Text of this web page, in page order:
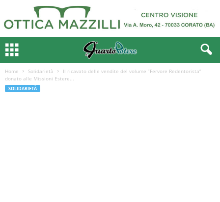
Home Solidarietà
Il ricavato delle vendite del volume “Fervore Redentorista”
donato alle Missioni Estere...
SOLIDARIETÀ